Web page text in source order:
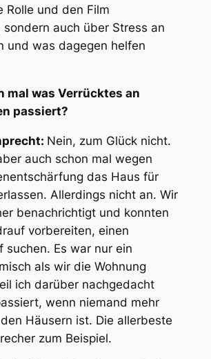
Rolle und den Film
sondern auch über Stress an
und was dagegen helfen
mal was Verrücktes an
passiert?
Nein, zum Glück nicht.
auch schon mal wegen
das Haus für
Allerdings nicht an. Wir
benachrichtigt und konnten
vorbereiten, einen
suchen. Es war nur ein
als wir die Wohnung
ich darüber nachgedacht
wenn niemand mehr
Häusern ist. Die allerbeste
zum Beispiel.